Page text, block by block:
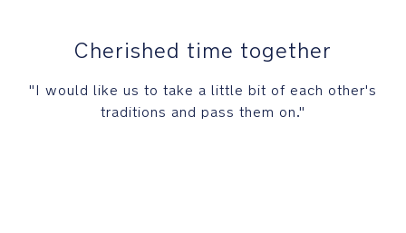
Cherished time together
"I would like us to take a little bit of each other's
traditions and pass them on."